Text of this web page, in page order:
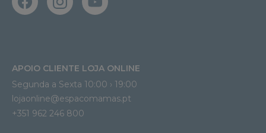
APOIO CLIENTE LOJA ONLINE
Segunda a Sexta 10:00 › 19:00
lojaonline@espacomamas.pt
+351 962 246 800